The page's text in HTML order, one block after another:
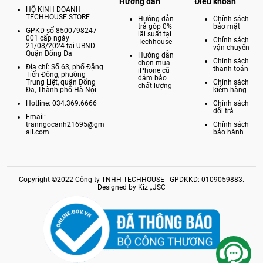
Tương thích với phụ kiện tốt hơn
thích giữa iPad và Apple Pencil 2, bởi màn hình của máy tính bảng có
thể nhận diện được thiết bị này ở khoảng cách 12 mm nên những
thao tác của bạn sẽ được phản hồi nhanh hơn. Vẽ vời hay vuốt/chạm
Pencil 2 sẽ chạm trên màn hình để giúp người dùng có thể dễ dàng
Mua ngay iPad Pro M2 chính hãng tại cửa
HỘ KINH DOANH
TECHHOUSE STORE
GPKD số 8500798247-
001 cấp ngày
21/08/2024 tại UBND
Quận Đống Đa
Địa chỉ: Số 63, phố Đặng
Tiến Đông, phường
Trung Liệt, quận Đống
Đa, Thành phố Hà Nội
Hotline: 034.369.6666
Email:
tranngocanh21695@gm
ail.com
Hướng dẫn
trả góp 0%
lãi suất tại
Techhouse
Hướng dẫn
chọn mua
iPhone cũ
đảm bảo
chất lượng
Chính sách
bảo mật
Chính sách
vận chuyển
Chính sách
thanh toán
Chính sách
kiểm hàng
Chính sách
đổi trả
Chính sách
bảo hành
Copyright ©2022 Công ty TNHH TECHHOUSE - GPDKKD: 0109059883.
Designed by Kiz ,.JSC